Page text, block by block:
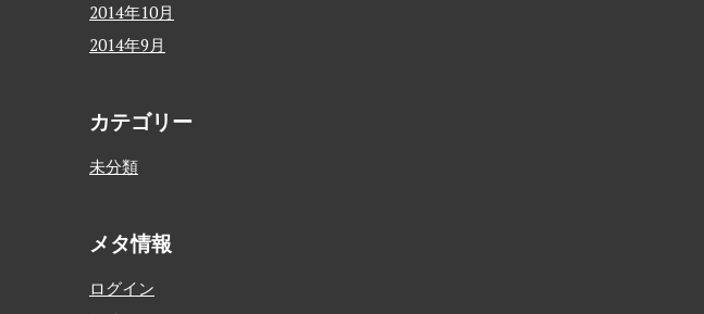
2014年10月
2014年9月
カテゴリー
未分類
メタ情報
ログイン